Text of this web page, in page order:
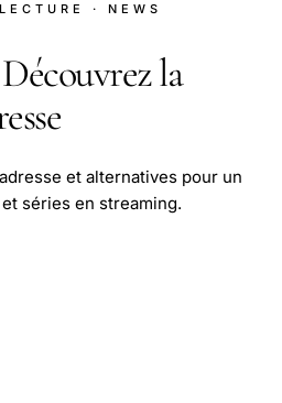
· NEWS
la
et alternatives pour un
séries en streaming.